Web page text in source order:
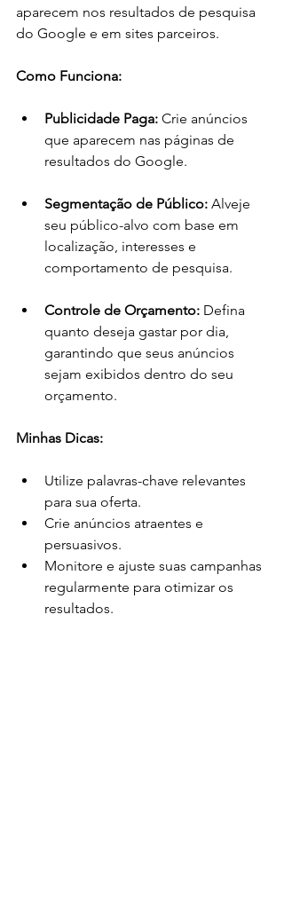
aparecem nos resultados de pesquisa
do Google e em sites parceiros.
Como Funciona:
Publicidade Paga: Crie anúncios
que aparecem nas páginas de
resultados do Google.
Segmentação de Público: Alveje
seu público-alvo com base em
localização, interesses e
comportamento de pesquisa.
Controle de Orçamento: Defina
quanto deseja gastar por dia,
garantindo que seus anúncios
sejam exibidos dentro do seu
orçamento.
Minhas Dicas:
Utilize palavras-chave relevantes
para sua oferta.
Crie anúncios atraentes e
persuasivos.
Monitore e ajuste suas campanhas
regularmente para otimizar os
resultados.